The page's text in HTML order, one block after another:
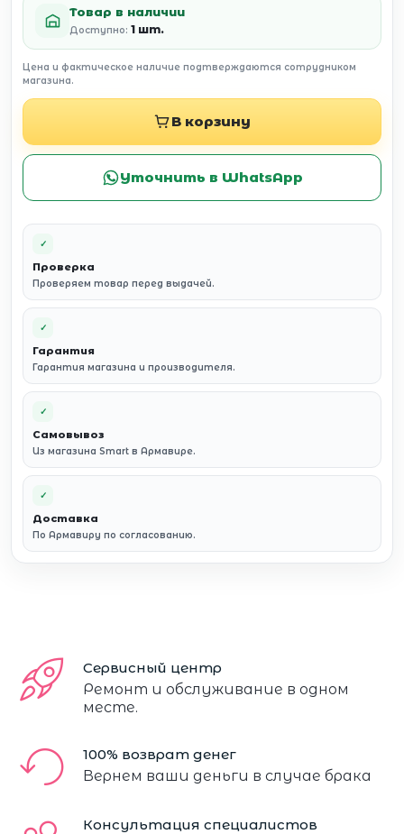
Товар в наличии
Доступно: 1 шт.
Цена и фактическое наличие подтверждаются сотрудником
магазина.
В корзину
Уточнить в WhatsApp
✓
Проверка
Проверяем товар перед выдачей.
✓
Гарантия
Гарантия магазина и производителя.
✓
Самовывоз
Из магазина Smart в Армавире.
✓
Доставка
По Армавиру по согласованию.
Сервисный центр
Ремонт и обслуживание в одном
месте.
100% возврат денег
Вернем ваши деньги в случае брака
Консультация специалистов